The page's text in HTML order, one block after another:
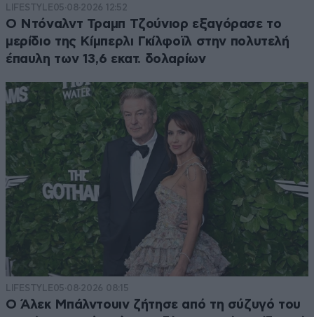
LIFESTYLE05·08·2026 12:52
Ο Ντόναλντ Τραμπ Τζούνιορ εξαγόρασε το
μερίδιο της Κίμπερλι Γκίλφοϊλ στην πολυτελή
έπαυλη των 13,6 εκατ. δολαρίων
LIFESTYLE05·08·2026 08:15
Ο Άλεκ Μπάλντουιν ζήτησε από τη σύζυγό του